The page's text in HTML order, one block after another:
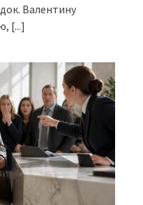
Валентину
[...]